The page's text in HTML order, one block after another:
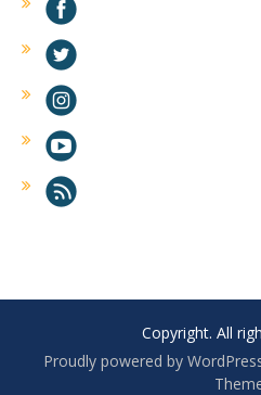
Copyright. All
Proudly powered by